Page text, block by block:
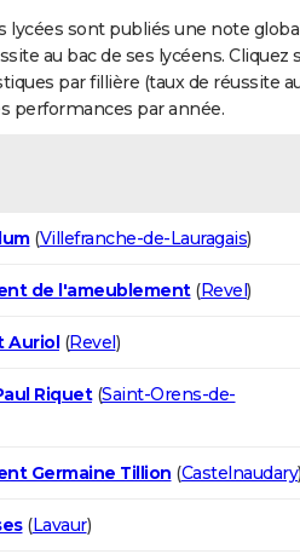
lycées sont publiés une note
au bac de ses lycéens.
par fillière (taux de réussite
performances par année.
(Villefranche-de-Lauragais)
de l'ameublement(Revel)
Auriol(Revel)
Riquet(Saint-Orens-de-
Germaine Tillion (Castelnaudary)
(Lavaur)